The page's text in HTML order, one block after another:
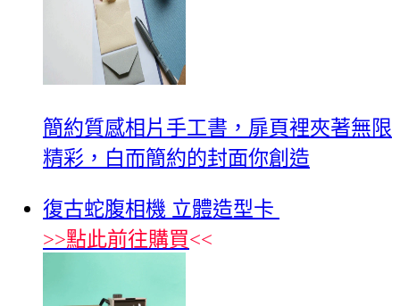
簡約質感相片手工書，扉頁裡夾著無限
精彩，白而簡約的封面你創造
復古蛇腹相機 立體造型卡
>>點此前往購買<<